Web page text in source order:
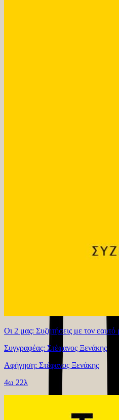
Οι 2 μας: Συζητήσεις με τον εαυτό
Συγγραφέας: Στέφανος Ξενάκης
Αφήγηση: Στέφανος Ξενάκης
4ω 22λ